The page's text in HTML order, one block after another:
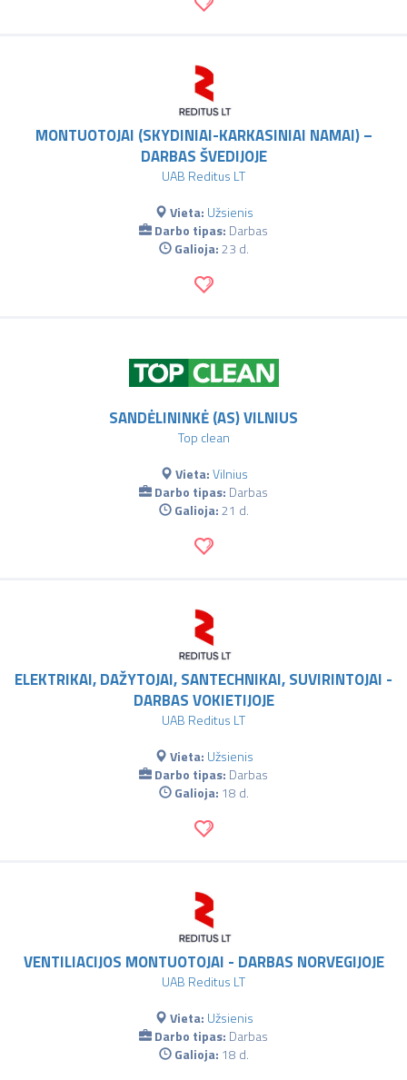
MONTUOTOJAI (SKYDINIAI-KARKASINIAI NAMAI) –
DARBAS ŠVEDIJOJE
UAB Reditus LT
Vieta: Užsienis
Darbo tipas: Darbas
Galioja:23 d.
SANDĖLININKĖ (AS) VILNIUS
Top clean
Vieta:Vilnius
Darbo tipas: Darbas
Galioja:21 d.
ELEKTRIKAI, DAŽYTOJAI, SANTECHNIKAI, SUVIRINTOJAI -
DARBAS VOKIETIJOJE
UAB Reditus LT
Vieta: Užsienis
Darbo tipas: Darbas
Galioja: 18 d.
VENTILIACIJOS MONTUOTOJAI - DARBAS NORVEGIJOJE
UAB Reditus LT
Vieta: Užsienis
Darbo tipas: Darbas
Galioja: 18 d.